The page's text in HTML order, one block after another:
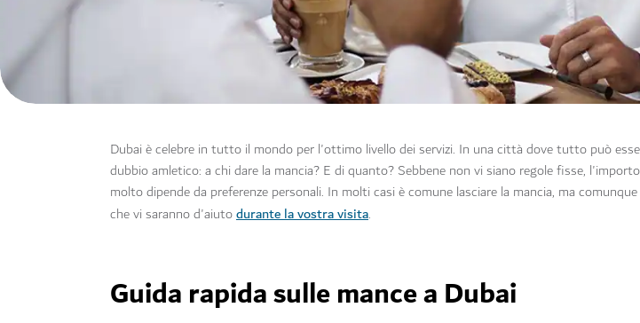
Dubai è celebre in tutto il mondo per l'ottimo livello dei servizi. In una città dove tutto può
dubbio amletico: a chi dare la mancia? E di quanto? Sebbene non vi siano regole fisse,
molto dipende da preferenze personali. In molti casi è comune lasciare la mancia, ma
che vi saranno d'aiutodurante la vostra visita.
Guida rapida sulle mance a Dubai